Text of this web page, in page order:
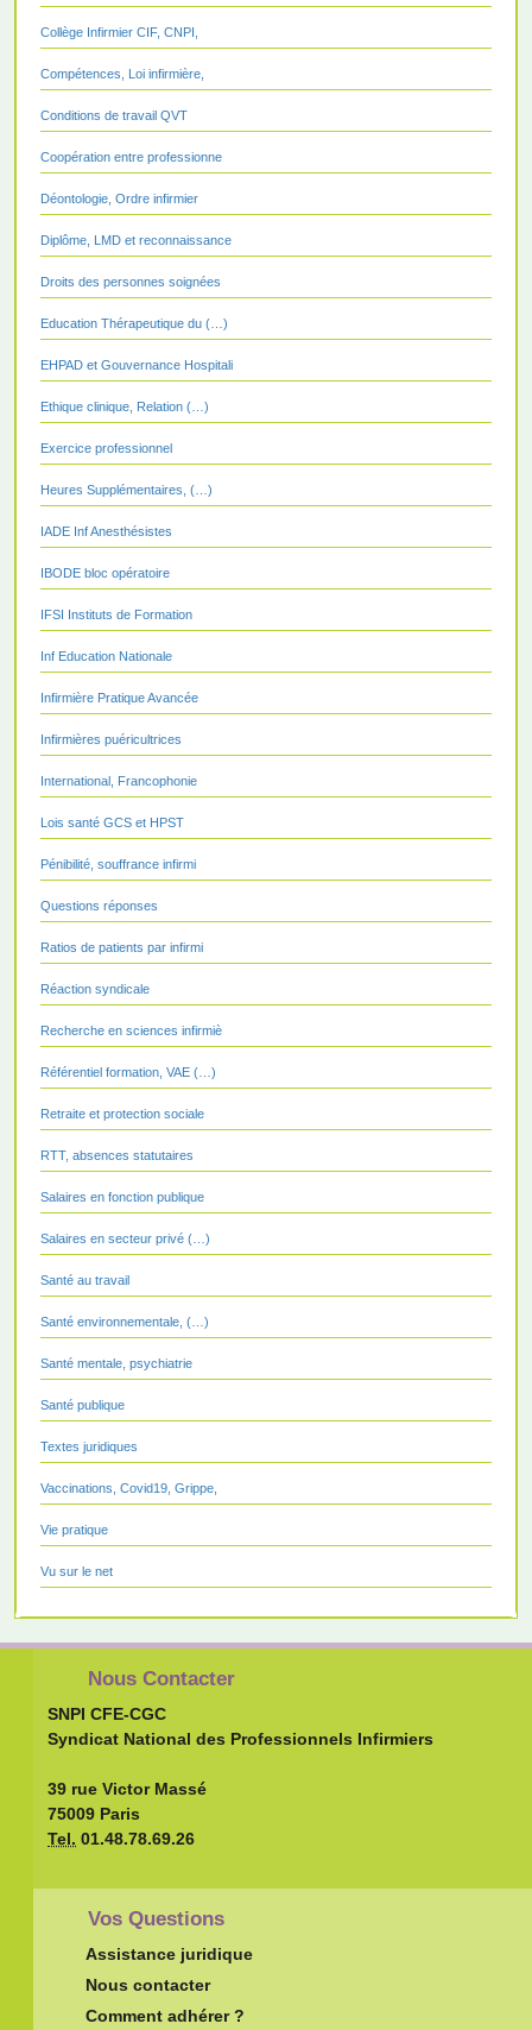
Collège Infirmier CIF, CNPI,
Compétences, Loi infirmière,
Conditions de travail QVT
Coopération entre professionne
Déontologie, Ordre infirmier
Diplôme, LMD et reconnaissance
Droits des personnes soignées
Education Thérapeutique du (…)
EHPAD et Gouvernance Hospitali
Ethique clinique, Relation (…)
Exercice professionnel
Heures Supplémentaires, (…)
IADE Inf Anesthésistes
IBODE bloc opératoire
IFSI Instituts de Formation
Inf Education Nationale
Infirmière Pratique Avancée
Infirmières puéricultrices
International, Francophonie
Lois santé GCS et HPST
Pénibilité, souffrance infirmi
Questions réponses
Ratios de patients par infirmi
Réaction syndicale
Recherche en sciences infirmiè
Référentiel formation, VAE (…)
Retraite et protection sociale
RTT, absences statutaires
Salaires en fonction publique
Salaires en secteur privé (…)
Santé au travail
Santé environnementale, (…)
Santé mentale, psychiatrie
Santé publique
Textes juridiques
Vaccinations, Covid19, Grippe,
Vie pratique
Vu sur le net
Nous Contacter
SNPI CFE-CGC
Syndicat National des Professionnels Infirmiers
39 rue Victor Massé
75009 Paris
Tel. 01.48.78.69.26
Vos Questions
Assistance juridique
Nous contacter
Comment adhérer ?